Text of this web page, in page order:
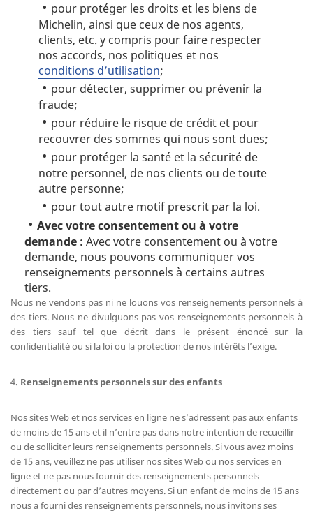
pour protéger les droits et les biens de
Michelin, ainsi que ceux de nos agents,
clients, etc. y compris pour faire respecter
nos accords, nos politiques et nos
conditions d’utilisation;
pour détecter, supprimer ou prévenir la
fraude;
pour réduire le risque de crédit et pour
recouvrer des sommes qui nous sont dues;
pour protéger la santé et la sécurité de
notre personnel, de nos clients ou de toute
autre personne;
pour tout autre motif prescrit par la loi.
Avec votre consentement ou à votre
demande : Avec votre consentement ou à votre
demande, nous pouvons communiquer vos
renseignements personnels à certains autres
tiers.
Nous ne vendons pas ni ne louons vos renseignements personnels à
des tiers. Nous ne divulguons pas vos renseignements personnels à
des tiers sauf tel que décrit dans le présent énoncé sur la
confidentialité ou si la loi ou la protection de nos intérêts l’exige.
4. Renseignements personnels sur des enfants
Nos sites Web et nos services en ligne ne s’adressent pas aux enfants
de moins de 15 ans et il n’entre pas dans notre intention de recueillir
ou de solliciter leurs renseignements personnels. Si vous avez moins
de 15 ans, veuillez ne pas utiliser nos sites Web ou nos services en
ligne et ne pas nous fournir des renseignements personnels
directement ou par d’autres moyens. Si un enfant de moins de 15 ans
nous a fourni des renseignements personnels, nous invitons ses